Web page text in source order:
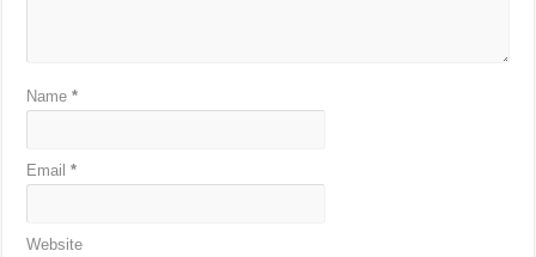
Name*
Email*
Website